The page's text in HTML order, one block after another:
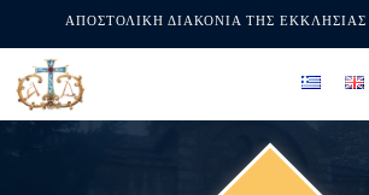
ΑΠΟΣΤΟΛΙΚΗ ΔΙΑΚΟΝΙΑ ΤΗΣ